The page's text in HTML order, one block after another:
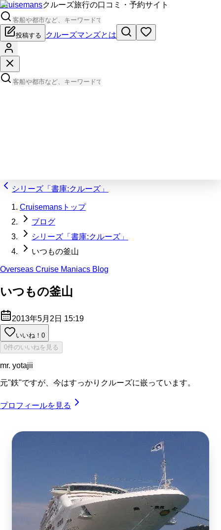
Cruisemansクルーズ旅行の口コミ・予約サイト
投稿する クルーズマンズとは
シリーズ「書庫:クルーズ」
Cruisemansトップ
ブログ
シリーズ「書庫:クルーズ」
いつもの釜山
Overseas Cruise Maniacs Blog
いつもの釜山
2013年5月2日 15:19
いいね！ 0
0件のいいねを見る
mr. yotajii
元"鉄"ですが、今はすっかりクルーズに嵌っています。
プロフィールを見る